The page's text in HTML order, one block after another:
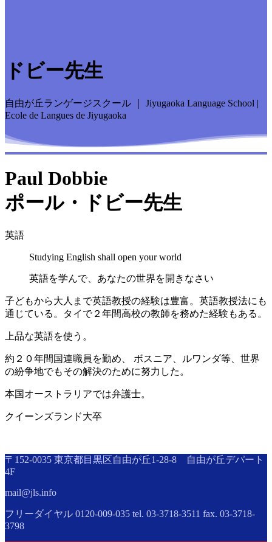
ドビー先生
自由が丘ランゲージスクール ｜ Jiyugaoka Language School |
Ecole de Langues de Jiyugaoka
Paul Dobbie
ポール・ドビー先生
英語
Studying English shall open your world
英語を学んで、 あなたの世界を開きなさい
子どもから大人まで英語教授の経験は豊富。英語教授法にも
通じている。タイで２年間高校の教師を務めた経験もある。
上品な英語を使う。
約２０年間国連職員 を勤め、 ボスニア、ルワンダ等
世界
の紛争地でもその解決のために努力した 。
本国オーストラリアでは弁護士。
クイーンズランド大卒
〒152-0035 東京都目黒区自由が丘1-28-8 自由が丘デパート
4F
mail@jls.info
フリーダイヤル 0120-009-035 tel. 03-3718-3511 fax. 03-3718-
3798